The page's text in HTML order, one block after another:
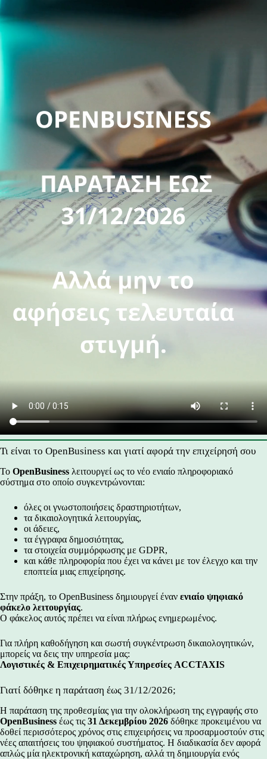
Τι είναι το OpenBusiness και γιατί αφορά την επιχείρησή σου
Το OpenBusiness λειτουργεί ως το νέο ενιαίο πληροφοριακό
σύστημα στο οποίο συγκεντρώνονται:
όλες οι γνωστοποιήσεις δραστηριοτήτων,
τα δικαιολογητικά λειτουργίας,
οι άδειες,
τα έγγραφα δημοσιότητας,
τα στοιχεία συμμόρφωσης με GDPR,
και κάθε πληροφορία που έχει να κάνει με τον έλεγχο και την
εποπτεία μιας επιχείρησης.
Στην πράξη, το OpenBusiness δημιουργεί έναν ενιαίο ψηφιακό
φάκελο λειτουργίας.
Ο φάκελος αυτός πρέπει να είναι πλήρως ενημερωμένος.
Για πλήρη καθοδήγηση και σωστή συγκέντρωση δικαιολογητικών,
μπορείς να δεις την υπηρεσία μας:
Λογιστικές & Επιχειρηματικές Υπηρεσίες ACCTAXIS
Γιατί δόθηκε η παράταση έως 31/12/2026;
Η παράταση της προθεσμίας για την ολοκλήρωση της εγγραφής στο
OpenBusiness έως τις 31 Δεκεμβρίου 2026 δόθηκε προκειμένου να
δοθεί περισσότερος χρόνος στις επιχειρήσεις να προσαρμοστούν στις
νέες απαιτήσεις του ψηφιακού συστήματος. Η διαδικασία δεν αφορά
απλώς μία ηλεκτρονική καταχώρηση, αλλά τη δημιουργία ενός